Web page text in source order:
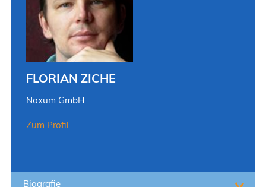
FLORIAN ZICHE
Noxum GmbH
Zum Profil
Biografie